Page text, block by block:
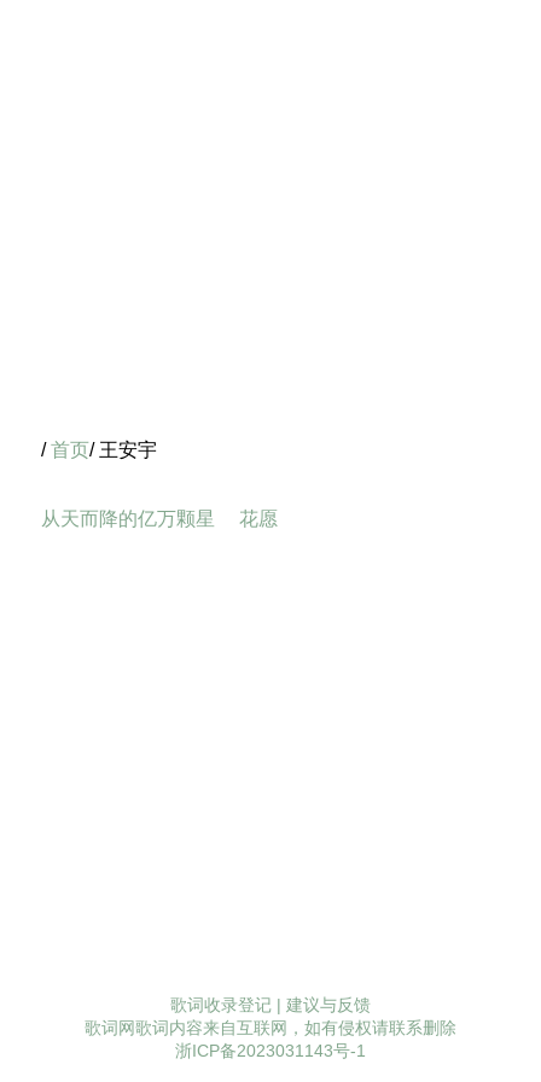
/首页/ 王安宇
从天而降的亿万颗星 花愿
歌词收录登记 | 建议与反馈
歌词网歌词内容来自互联网，如有侵权请联系删除
浙ICP备2023031143号-1